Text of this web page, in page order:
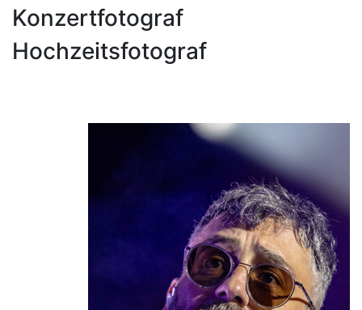
Konzertfotograf
Hochzeitsfotograf